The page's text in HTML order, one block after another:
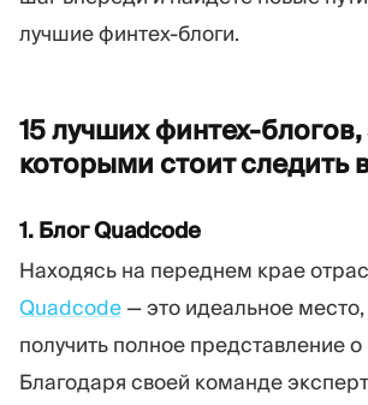
лучшие финтех-блоги.
15 лучших финтех-блогов,
которыми стоит следить
1. Блог Quadcode
Находясь на переднем крае
Quadcode — это идеальное
получить полное представление
Благодаря своей команде